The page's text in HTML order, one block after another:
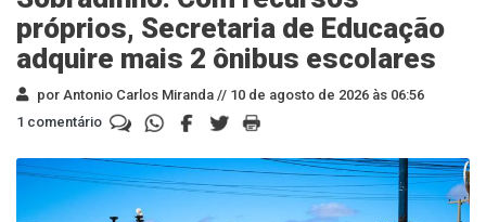
próprios, Secretaria de Educação
adquire mais 2 ônibus escolares
por Antonio Carlos Miranda // 10 de agosto de 2026 às 06:56
1 comentário